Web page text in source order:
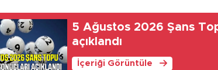
5 Ağustos 2026 Şans
açıklandı
İçeriği Görüntüle